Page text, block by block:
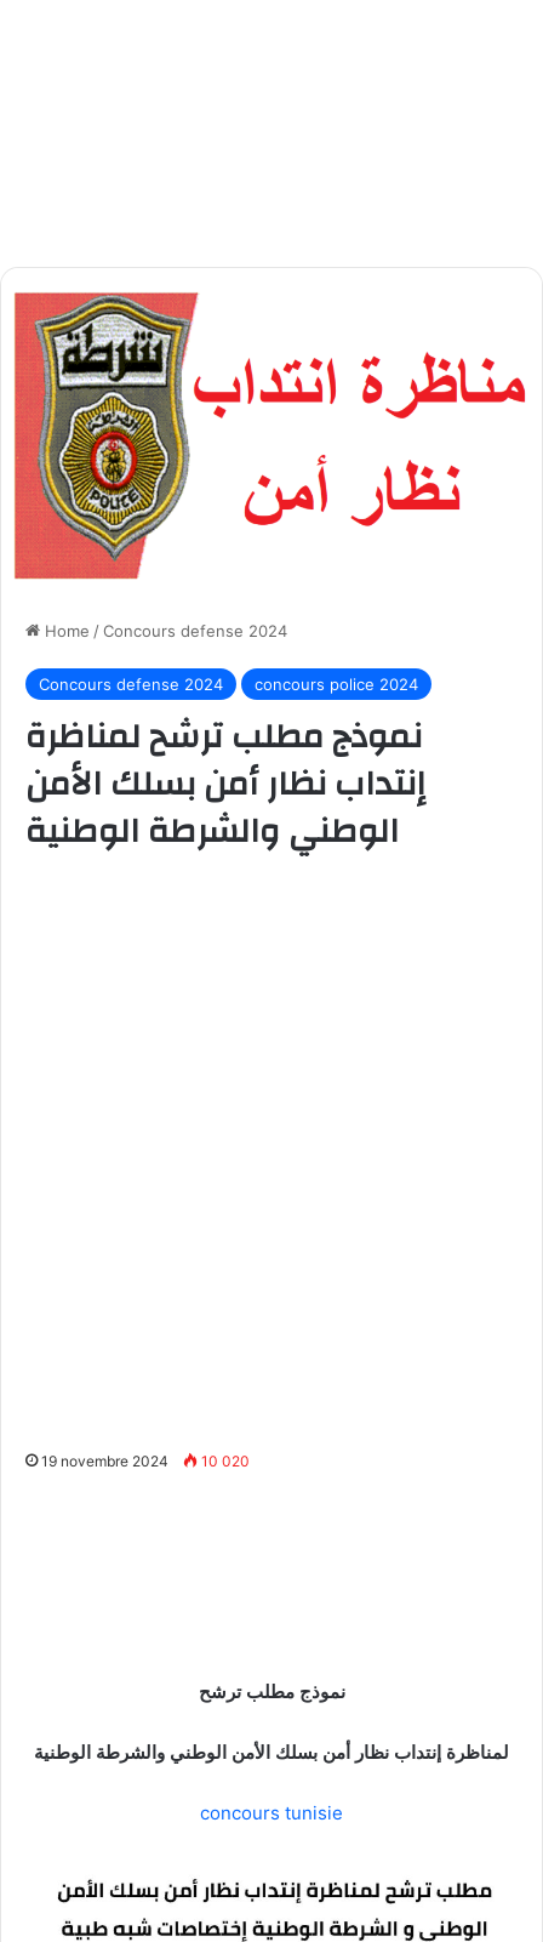
Home /Concours defense 2024
Concours defense 2024 concours police 2024
نموذج مطلب ترشح لمناظرة
إنتداب نظار أمن بسلك الأمن
الوطني والشرطة الوطنية
19 novembre 2024 10 020
نموذج مطلب ترشح
لمناظرة إنتداب نظار أمن بسلك الأمن الوطني والشرطة الوطنية
concours tunisie